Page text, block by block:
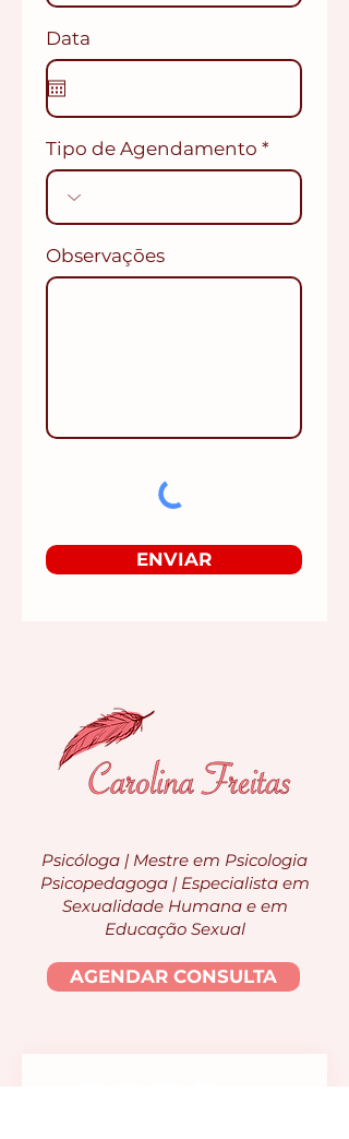
Data
Tipo de Agendamento
Observaçōes
ENVIAR
Psicóloga | Mestre em Psicologia
Psicopedagoga | Especialista em
Sexualidade Humana e em
Educação Sexual
AGENDAR CONSULTA